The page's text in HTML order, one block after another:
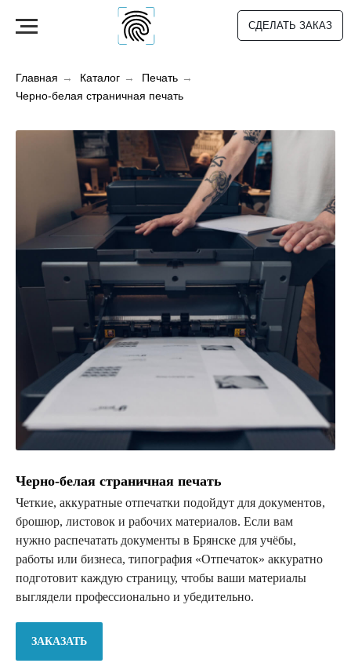
СДЕЛАТЬ ЗАКАЗ
Главная → Каталог → Печать →
Черно-белая страничная печать
Черно-белая страничная печать
Четкие, аккуратные отпечатки подойдут для документов,
брошюр, листовок и рабочих материалов. Если вам
нужно распечатать документы в Брянске для учёбы,
работы или бизнеса, типография «Отпечаток» аккуратно
подготовит каждую страницу, чтобы ваши материалы
выглядели профессионально и убедительно.
ЗАКАЗАТЬ